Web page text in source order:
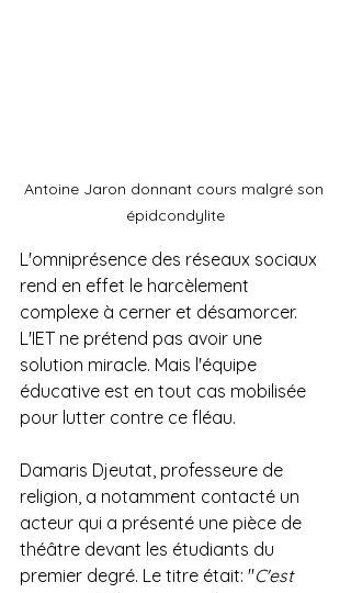
Antoine Jaron donnant cours malgré son
épidcondylite
L'omniprésence des réseaux sociaux
rend en effet le harcèlement
complexe à cerner et désamorcer.
L'IET ne prétend pas avoir une
solution miracle. Mais l'équipe
éducative est en tout cas mobilisée
pour lutter contre ce fléau.
Damaris Djeutat, professeure de
religion, a notamment contacté un
acteur qui a présenté une pièce de
théâtre devant les étudiants du
premier degré. Le titre était: "C'est